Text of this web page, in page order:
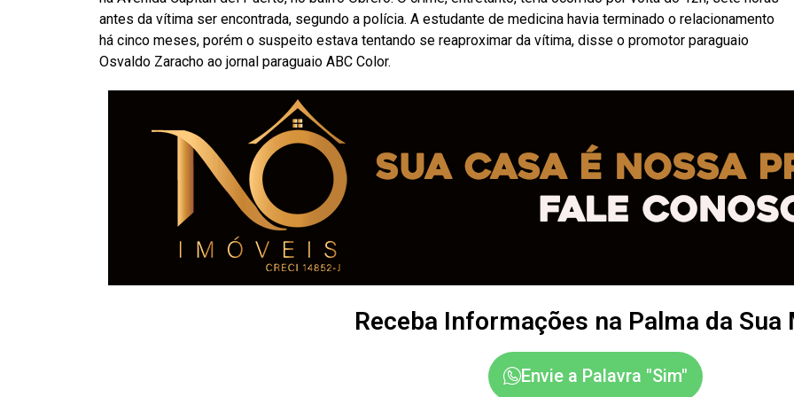
antes da vítima ser encontrada, segundo a polícia. A estudante de medicina havia terminado o relacionamento
há cinco meses, porém o suspeito estava tentando se reaproximar da vítima, disse o promotor paraguaio
Osvaldo Zaracho ao jornal paraguaio ABC Color.
Receba Informações na Palma da Sua
Envie a Palavra "Sim"